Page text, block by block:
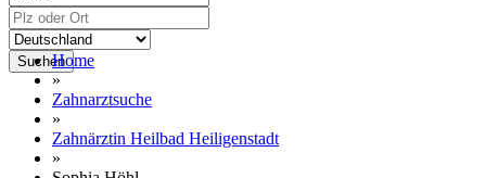
SuchenHome
»
Zahnarztsuche
»
Zahnärztin Heilbad Heiligenstadt
»